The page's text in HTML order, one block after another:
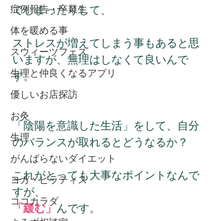
症例報告・卒業生
体を暖める事
スウィーツフェス
生理と仲良くなるアプリ
優しいお店探訪
お灸
生理
がんばらないダイエット
ヨガ・ピラティス
ココカラダ
てしまったりして、
ストレスが増えてしまう事もあると思
いますが、無理はしなくて良いんで
す。
「陰陽を意識した生活」をして、自分
のバランスが取れるとどうなるか？
これがとっても大事なポイントなんで
すが、
「緩む」んです。